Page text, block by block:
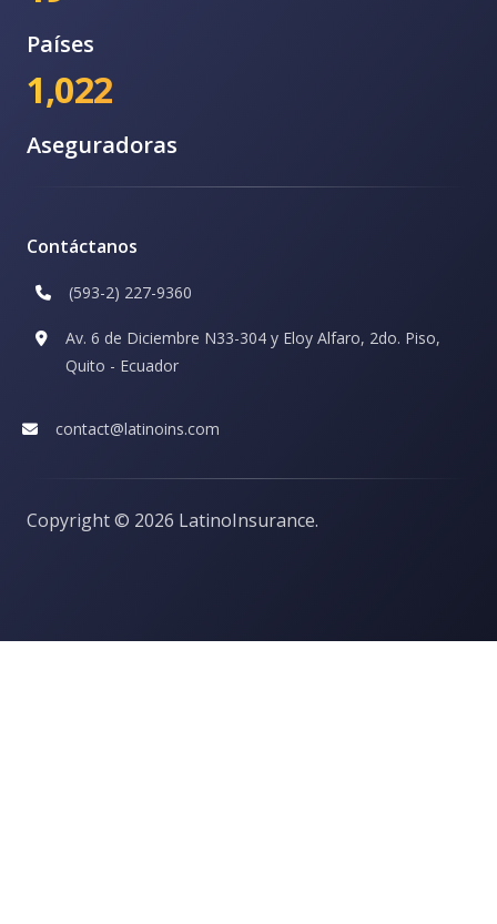
Países
1,022
Aseguradoras
Contáctanos
(593-2) 227-9360
Av. 6 de Diciembre N33-304 y Eloy Alfaro, 2do. Piso,
Quito - Ecuador
contact@latinoins.com
Copyright © 2026 LatinoInsurance.